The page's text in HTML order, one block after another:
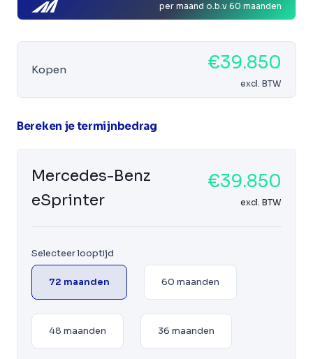
per maand o.b.v 60 maanden
Kopen €39.850
excl. BTW
Bereken je termijnbedrag
Mercedes-Benz
eSprinter
€39.850
excl. BTW
Selecteer looptijd
72 maanden 60 maanden
48 maanden 36 maanden